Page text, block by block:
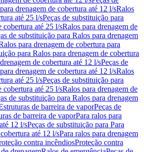
drenagem de cobertura até 12 l/sRalos
até 25 l/sPeças de substituição para
cobertura até 25 l/sRalos para drenagem de
de substituição para Ralos para drenagem
para drenagem de cobertura para
para Ralos para drenagem de cobertura
de cobertura até 12 l/sPeças de
drenagem de cobertura até 12 l/sRalos
até 25 l/sPeças de substituição para
cobertura até 25 l/sRalos para drenagem de
de substituição para Ralos para drenagem
de barreira de vaporPeças de
de barreira de vaporPara ralos para
12 l/sPeças de substituição para Para
até 12 l/sPara ralos para drenagem
contra incêndiosProteção contra